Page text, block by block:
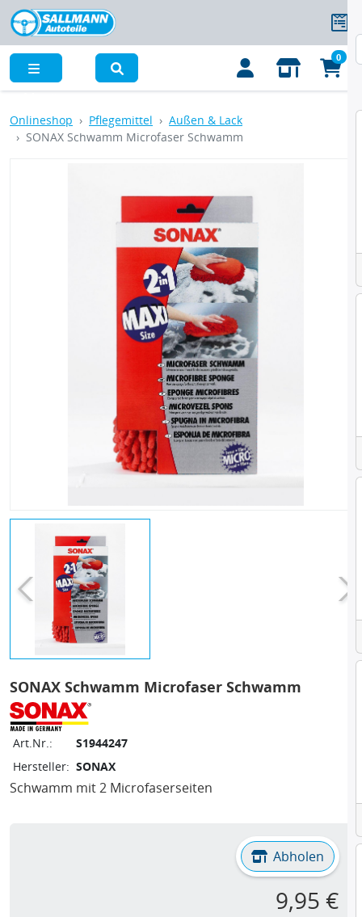
0
Onlineshop Pflegemittel
Außen & Lack
SONAX Schwamm Microfaser Schwamm
SONAX Schwamm Microfaser Schwamm
Art.Nr.:
S1944247
Hersteller: SONAX
Schwamm mit 2 Microfaserseiten
Abholen
9,95 €